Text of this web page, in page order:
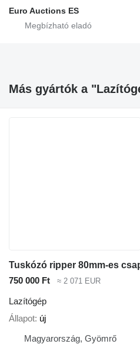
Euro Auctions ES
Más gyártók a
Tuskózó ripper 80mm-es
750 000 Ft
≈ 2 071 EUR
Lazítógép
Állapot új
Magyarország, Gyömrő